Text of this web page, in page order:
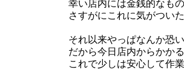
幸い店内には金銭的なも
さすがにこれに気がつい
それ以来やっぱなんか恐
だから今日店内からかか
これで少しは安心して作